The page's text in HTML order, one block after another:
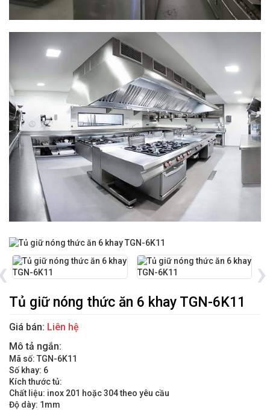
›
Tủ giữ nóng thức ăn 6 khay TGN-6K11
Giá bán: Liên hệ
Mô tả ngắn:
Mã số: TGN-6K11
Số khay: 6
Kích thước tủ:
Chất liệu: inox 201 hoặc 304 theo yêu cầu
Độ dày: 1mm